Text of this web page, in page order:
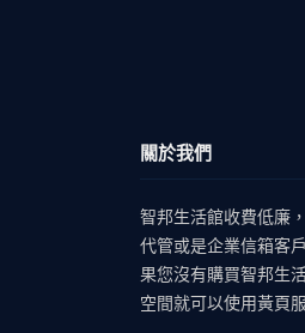
關於我們
智邦生活館收費低廉
代管或是企業信箱客
果您沒有購買智邦生
空間就可以使用黃頁